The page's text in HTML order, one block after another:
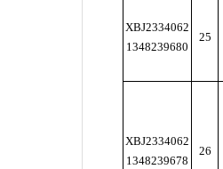
XBJ2334062
1348239680
25
XBJ2334062
1348239678
26